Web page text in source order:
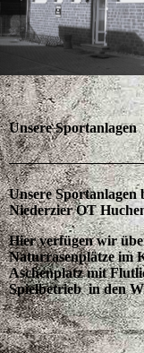
Unsere Sportanlagen
Unsere
Niederzier OT
Hier verfügen wir
Naturrasenplätze im
Aschenplatz mit
Spielbetrieb in den